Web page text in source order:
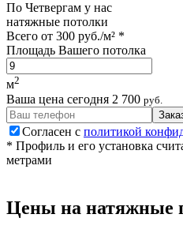
По Четвергам у нас
натяжные потолки
Всего от 300 руб./м² *
Площадь Вашего потолка
м2
Ваша цена сегодня 2 700 руб.
Согласен с политикой
* Профиль и его установка
метрами
Цены на натяжные